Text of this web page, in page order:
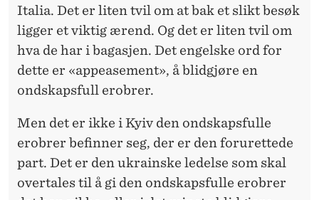
Italia. Det er liten tvil om at bak et slikt besøk
ligger et viktig ærend. Og det er liten tvil om
hva de har i bagasjen. Det engelske ord for
dette er «appeasement», å blidgjøre en
ondskapsfull erobrer.
Men det er ikke i Kyiv den ondskapsfulle
erobrer befinner seg, der er den forurettede
part. Det er den ukrainske ledelse som skal
overtales til å gi den ondskapsfulle erobrer